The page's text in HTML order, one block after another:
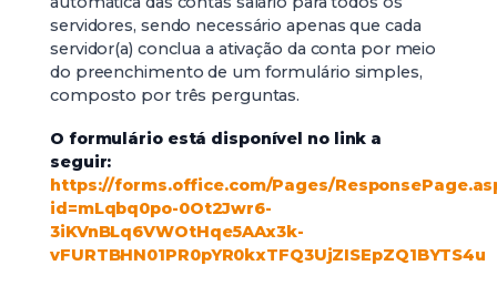
servidores, sendo necessário apenas que cada
servidor(a) conclua a ativação da conta por meio
do preenchimento de um formulário simples,
composto por três perguntas.
O formulário está disponível no link a
seguir:
https://forms.office.com/Pages/
id=mLqbq0po-0Ot2Jwr6-
3iKVnBLq6VWOtHqe5AAx3k-
vFURTBHN01PR0pYR0kxTFQ3UjZISEpZQ1BYTS4u